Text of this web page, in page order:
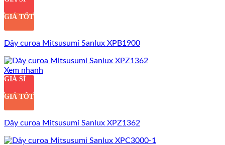
GIÁ TỐT
Dây curoa Mitsusumi Sanlux XPB1900
Xem nhanh
GIÁ SỈ
GIÁ TỐT
Dây curoa Mitsusumi Sanlux XPZ1362